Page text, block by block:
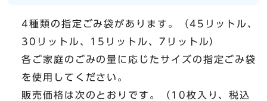
4種類の指定ごみ袋があります。（45リットル、
30リットル、15リットル、7リットル）
各ご家庭のごみの量に応じたサイズの指定ごみ袋
を使用してください。
販売価格は次のとおりです。（10枚入り、税込